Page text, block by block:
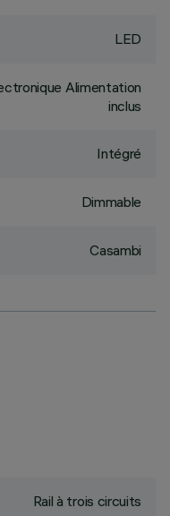
LED
Alimentation
inclus
Intégré
Dimmable
Casambi
Rail à trois circuits